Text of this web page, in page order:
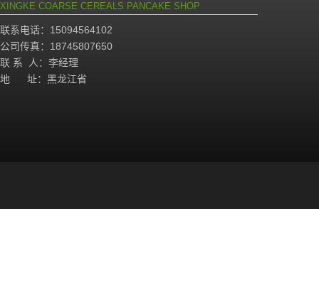
XINGKE COARSE CEREALS PANCAKE SHOP
联系电话：15094564102
公司传真：18745807650
联 系 人：李经理
地 址：黑龙江省